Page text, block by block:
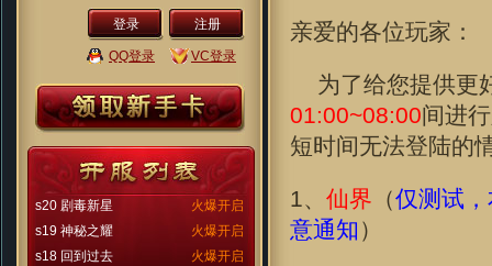
注册
QQ登录 VC登录
火爆开启
s20 剧毒新星
火爆开启
s19 神秘之耀
火爆开启
s18 回到过去
亲爱的各位玩家：
为了给您提供更
01:00~08:00间进
短时间无法登陆的
1、 仙界 （仅测试
意通知 ）